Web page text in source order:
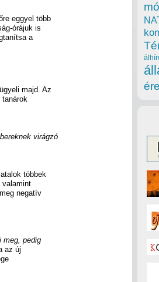
eggyel több
órájuk is
a
majd. Az
virágzó
többek
valamint
negatív
meg, pedig
az új